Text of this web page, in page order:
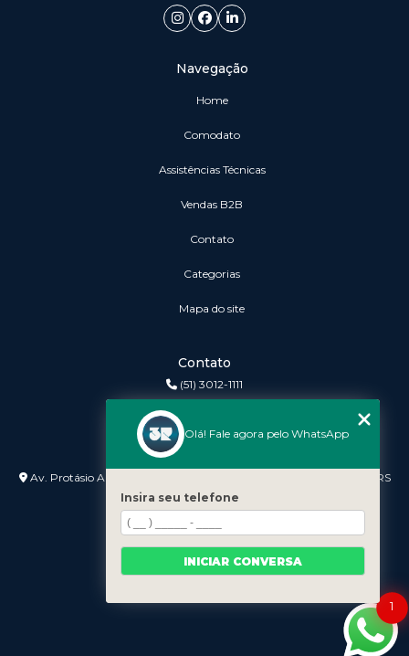
Navegação
Home
Comodato
Assistências Técnicas
vendas B2B
Contato
Categorias
Mapa do site
Contato
(51) 3012-1111
Endereço
Av. Protásio Alves nº 3240 Lojas 7 e 8 - Petrópolis - Porto Alegre - RS
- 90410-007
1
Olá! Fale agora pelo WhatsApp
Insira seu telefone
INICIAR CONVERSA